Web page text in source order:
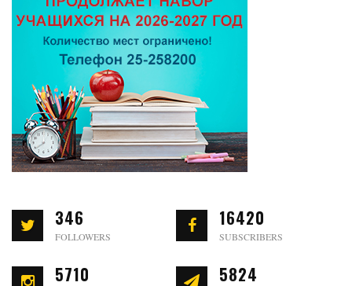
346
FOLLOWERS
16420
SUBSCRIBERS
5710 5824